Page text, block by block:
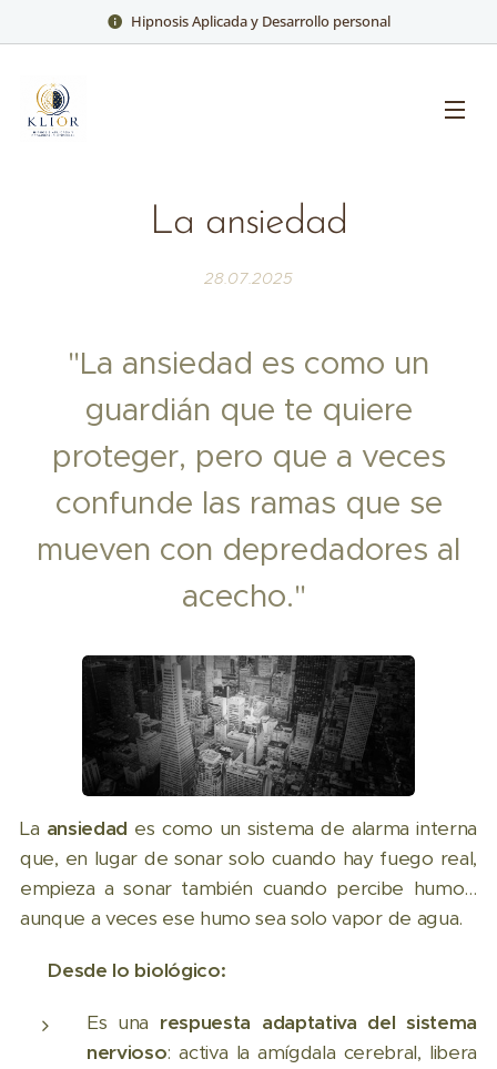
Hipnosis Aplicada y Desarrollo personal
La ansiedad
28.07.2025
"La ansiedad es como un
guardián que te quiere
proteger, pero que a veces
confunde las ramas que se
mueven con depredadores al
acecho."
La ansiedad es como un sistema de alarma interna
que, en lugar de sonar solo cuando hay fuego real,
empieza a sonar también cuando percibe humo…
aunque a veces ese humo sea solo vapor de agua.
Desde lo biológico:
Es una respuesta adaptativa del sistema
nervioso: activa la amígdala cerebral, libera